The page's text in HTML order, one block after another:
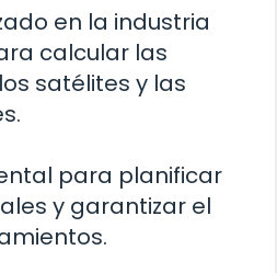
en la industria
calcular las
satélites y las
para planificar
y garantizar el